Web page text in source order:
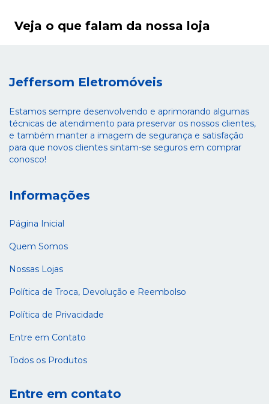
Veja o que falam da nossa loja
Jeffersom Eletromóveis
Estamos sempre desenvolvendo e aprimorando algumas
técnicas de atendimento para preservar os nossos clientes,
e também manter a imagem de segurança e satisfação
para que novos clientes sintam-se seguros em comprar
conosco!
Informações
Página Inicial
Quem Somos
Nossas Lojas
Política de Troca, Devolução e Reembolso
Política de Privacidade
Entre em Contato
Todos os Produtos
Entre em contato